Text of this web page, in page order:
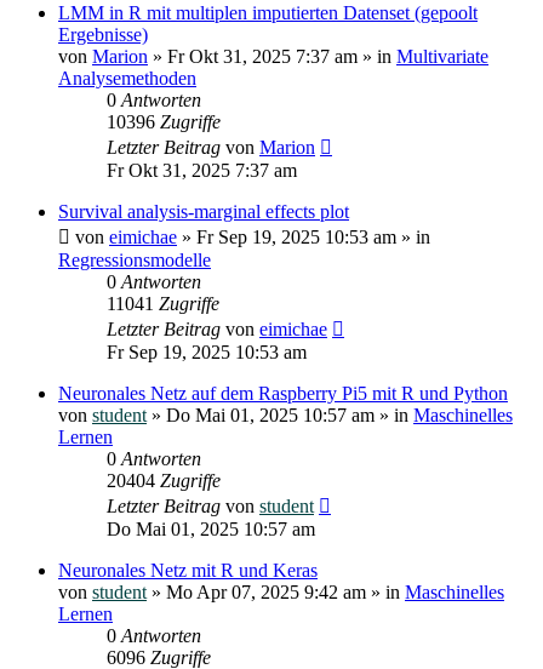
LMM in R mit multiplen imputierten Datenset (gepoolt
Ergebnisse)
von Marion » Fr Okt 31, 2025 7:37 am » in Multivariate
Analysemethoden
0 Antworten
10396 Zugriffe
Letzter Beitrag von Marion
Fr Okt 31, 2025 7:37 am
Survival analysis-marginal effects plot
von eimichae » Fr Sep 19, 2025 10:53 am » in
Regressionsmodelle
0 Antworten
11041 Zugriffe
Letzter Beitrag von eimichae
Fr Sep 19, 2025 10:53 am
Neuronales Netz auf dem Raspberry Pi5 mit R und Python
von student » Do Mai 01, 2025 10:57 am » in Maschinelles
Lernen
0 Antworten
20404 Zugriffe
Letzter Beitrag von student
Do Mai 01, 2025 10:57 am
Neuronales Netz mit R und Keras
von student » Mo Apr 07, 2025 9:42 am » in Maschinelles
Lernen
0 Antworten
6096 Zugriffe